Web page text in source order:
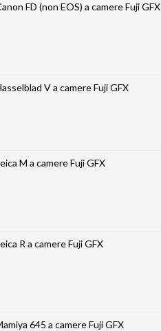
FD (non EOS) a camere Fuji GFX
V a camere Fuji GFX
M a camere Fuji GFX
R a camere Fuji GFX
645 a camere Fuji GFX